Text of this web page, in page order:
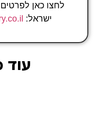
לחצו כאן
ישראל:
עוד